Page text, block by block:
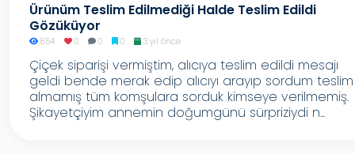
Ürünüm Teslim Edilmediği Halde Teslim Edildi
Gözüküyor
854 0 0 0 3 yıl önce
Çiçek siparişi vermiştim, alıcıya teslim edildi mesajı
geldi bende merak edip alıcıyı arayıp sordum teslim
almamış tüm komşulara sorduk kimseye verilmemiş.
Şikayetçiyim annemin doğumgünü sürpriziydi n...